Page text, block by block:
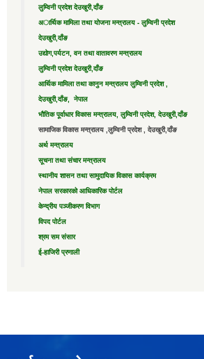
लुम्विनी प्रदेश देउखुरी,दाँङ
अार्थिक मामिला तथा योजना मन्त्रालय - लुम्विनी प्रदेश
देउखुरी,दाँङ
उद्याेग,पर्यटन, वन तथा वातावरण मन्त्रालय
लुम्विनी प्रदेश देउखुरी,दाँङ
आर्थिक मामिला तथा कानुन मन्त्रालय लुम्विनी प्रदेश ,
देउखुरी,दाँङ, नेपाल
भौतिक पूर्वाधार विकास मन्त्रालय, लुम्विनी प्रदेश, देउखुरी,दाँङ
सामाजिक विकास मन्त्रालय ,लुम्विनी प्रदेश , देउखुरी,दाँङ
अर्थ मन्त्रालय
सूचना तथा संचार मन्त्रालय
स्थानीय शासन तथा सामुदायिक विकास कार्यक्रम
नेपाल सरकारको आधिकारिक पोर्टल
केन्द्रीय पञ्जीकरण विभाग
विपद पोर्टल
श्रम सम संसार
ई-हाजिरी प्रणाली